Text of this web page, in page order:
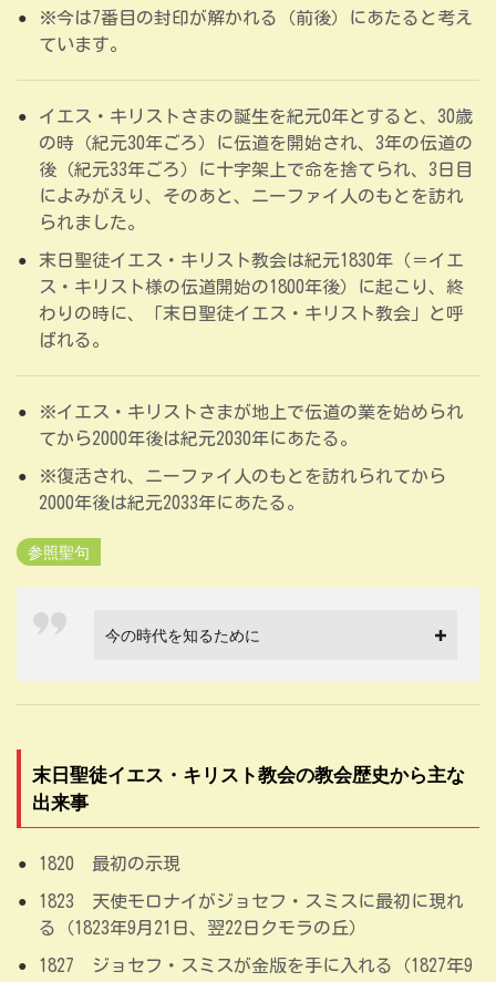
※今は7番目の封印が解かれる（前後）にあたると考え
ています。
イエス・キリストさまの誕生を紀元0年とすると、30歳
の時（紀元30年ごろ）に伝道を開始され、3年の伝道の
後（紀元33年ごろ）に十字架上で命を捨てられ、3日目
によみがえり、そのあと、ニーファイ人のもとを訪れ
られました。
末日聖徒イエス・キリスト教会は紀元1830年（＝イエ
ス・キリスト様の伝道開始の1800年後）に起こり、終
わりの時に、「末日聖徒イエス・キリスト教会」と呼
ばれる。
※イエス・キリストさまが地上で伝道の業を始められ
てから2000年後は紀元2030年にあたる。
※復活され、ニーファイ人のもとを訪れられてから
2000年後は紀元2033年にあたる。
参照聖句
今の時代を知るために
末日聖徒イエス・キリスト教会の教会歴史から主な
出来事
1820 最初の示現
1823 天使モロナイがジョセフ・スミスに最初に現れ
る（1823年9月21日、翌22日クモラの丘）
1827 ジョセフ・スミスが金版を手に入れる（1827年9